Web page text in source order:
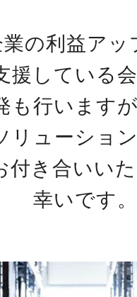
の利益ア
援している
も行います
リューショ
付き合いい
幸いです。